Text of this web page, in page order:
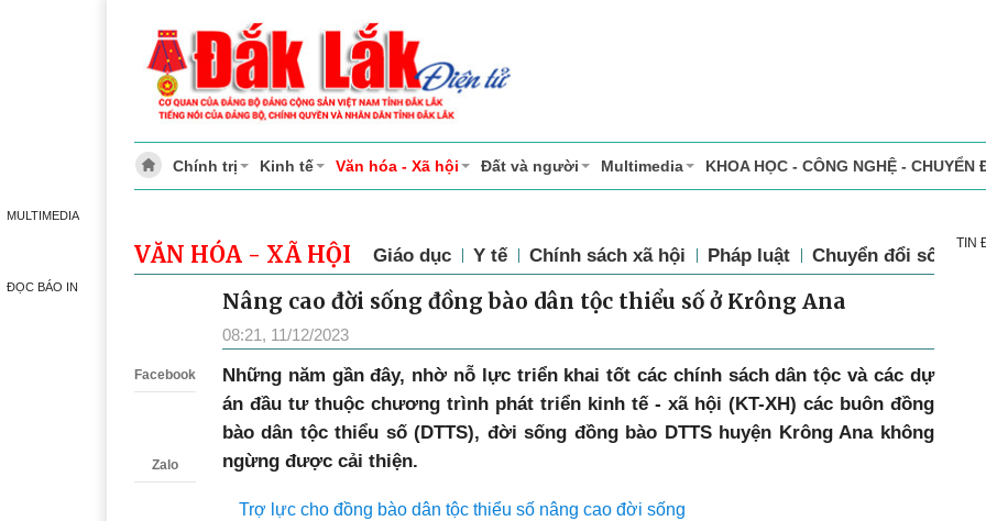
MULTIMEDIA
ĐỌC BÁO IN
Chính trị Kinh tế Văn hóa - Xã hội Đất và người Multimedia KHOA HỌC - CÔNG NGHỆ - CHUYỂN
VĂN HÓA - XÃ HỘI Giáo dục Y tế Chính sách xã hội Pháp luật Chuyển đổi số
Facebook
Zalo
Nâng cao đời sống đồng bào dân tộc thiểu số ở Krông Ana
08:21, 11/12/2023
N hững năm gần đây, nhờ nỗ lực triển khai tốt các chính sách dân tộc và các dự
án đầu tư thuộc chương trình phát triển kinh tế - xã hội (KT-XH) các buôn đồng
bào dân tộc thiểu số (DTTS), đời sống đồng bào DTTS huyện Krông Ana không
ngừng được cải thiện.
Trợ lực cho đồng bào dân tộc thiểu số nâng cao đời sống
TIN